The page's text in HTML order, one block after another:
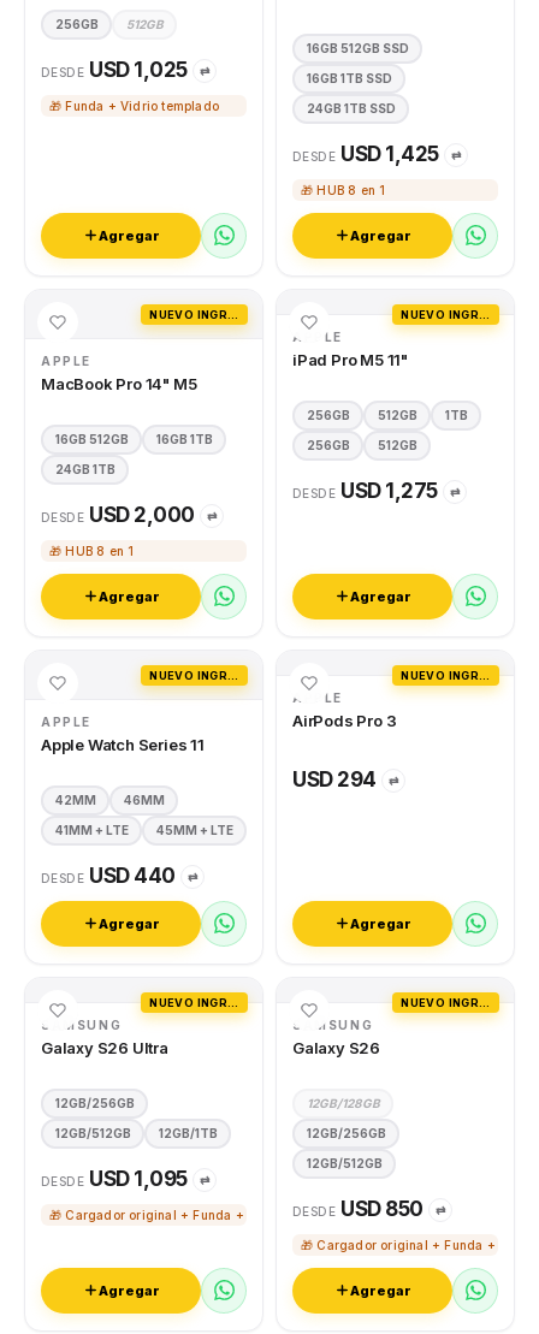
256GB 512GB
DESDE USD 1,025 ⇄
🎁 Funda + Vidrio templado
Agregar
16GB 512GB SSD
16GB 1TB SSD
24GB 1TB SSD
DESDE USD 1,425 ⇄
🎁 HUB 8 en 1
Agregar
APPLE
MacBook Pro 14" M5
16GB 512GB 16GB 1TB
24GB 1TB
DESDE USD 2,000 ⇄
🎁 HUB 8 en 1
Agregar
APPLE
iPad Pro M5 11"
256GB 512GB 1TB
256GB 512GB
DESDE USD 1,275 ⇄
Agregar
APPLE
Apple Watch Series 11
42MM 46MM
41MM + LTE 45MM + LTE
DESDE USD 440 ⇄
Agregar
APPLE
AirPods Pro 3
USD 294 ⇄
Agregar
SAMSUNG
Galaxy S26 Ultra
12GB/256GB
12GB/512GB 12GB/1TB
DESDE USD 1,095 ⇄
🎁 Cargador original + Funda + Vidrio templado
Agregar
SAMSUNG
Galaxy S26
12GB/128GB
12GB/256GB
12GB/512GB
DESDE USD 850 ⇄
🎁 Cargador original + Funda +
Agregar